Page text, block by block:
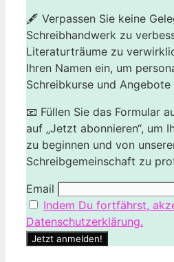
🖋️ Verpassen Sie keine
Schreibhandwerk zu
Literaturträume zu
Ihren Namen ein, um
Schreibkurse und Angebote
📧 Füllen Sie das Formular
auf „Jetzt abonnieren“, um
zu beginnen und von
Schreibgemeinschaft zu
Email
Indem Du fortfährst,
Datenschutzerklärung.